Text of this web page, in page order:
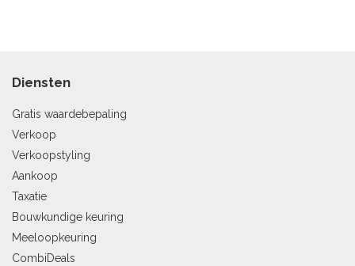
Diensten
Gratis waardebepaling
Verkoop
Verkoopstyling
Aankoop
Taxatie
Bouwkundige keuring
Meeloopkeuring
CombiDeals